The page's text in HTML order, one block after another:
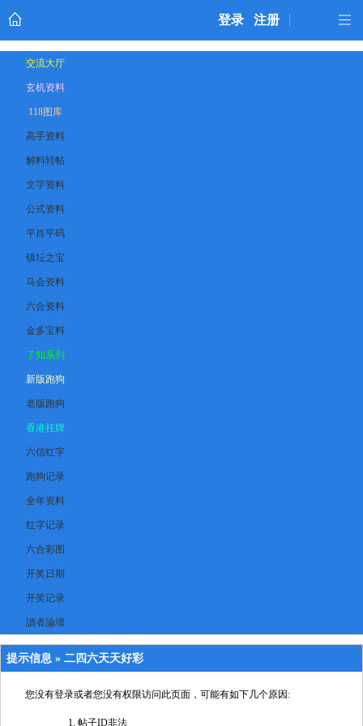
登录 注册
交流大厅
玄机资料
118图库
高手资料
解料转帖
文字资料
公式资料
平肖平码
镇坛之宝
马会资料
六合资料
金多宝料
了知系列
新版跑狗
老版跑狗
香港挂牌
六信红字
跑狗记录
全年资料
红字记录
六合彩图
开奖日期
开奖记录
讀者論壇
提示信息 » 二四六天天好彩
您没有登录或者您没有权限访问此页面，可能有如下几个原因:
帖子ID非法